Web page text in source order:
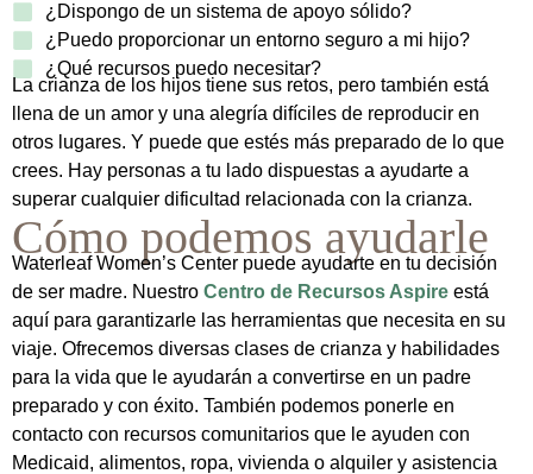
¿Dispongo de un sistema de apoyo sólido?
¿Puedo proporcionar un entorno seguro a mi hijo?
¿Qué recursos puedo necesitar?
La crianza de los hijos tiene sus retos, pero también está
llena de un amor y una alegría difíciles de reproducir en
otros lugares. Y puede que estés más preparado de lo que
crees. Hay personas a tu lado dispuestas a ayudarte a
superar cualquier dificultad relacionada con la crianza.
Cómo podemos ayudarle
Waterleaf Women’s Center puede ayudarte en tu decisión
de ser madre. Nuestro Centro de Recursos Aspire está
aquí para garantizarle las herramientas que necesita en su
viaje. Ofrecemos diversas clases de crianza y habilidades
para la vida que le ayudarán a convertirse en un padre
preparado y con éxito. También podemos ponerle en
contacto con recursos comunitarios que le ayuden con
Medicaid, alimentos, ropa, vivienda o alquiler y asistencia